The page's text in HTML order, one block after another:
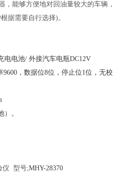
，能够方便地对回油量较大的车辆，
据需要自行选择)。
电电池/ 外接汽车电瓶DC12V
9600，数据位8位，停止位1位，无校
。
仪 型号;MHY-28370